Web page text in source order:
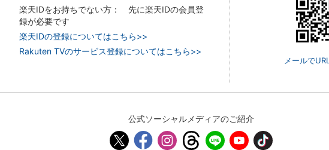
楽天IDをお持ちでない方： 先に楽天IDの会員登
録が必要です
楽天IDの登録についてはこちら>>
Rakuten TVのサービス登録についてはこちら>>
メールで
公式ソーシャルメディアのご紹介